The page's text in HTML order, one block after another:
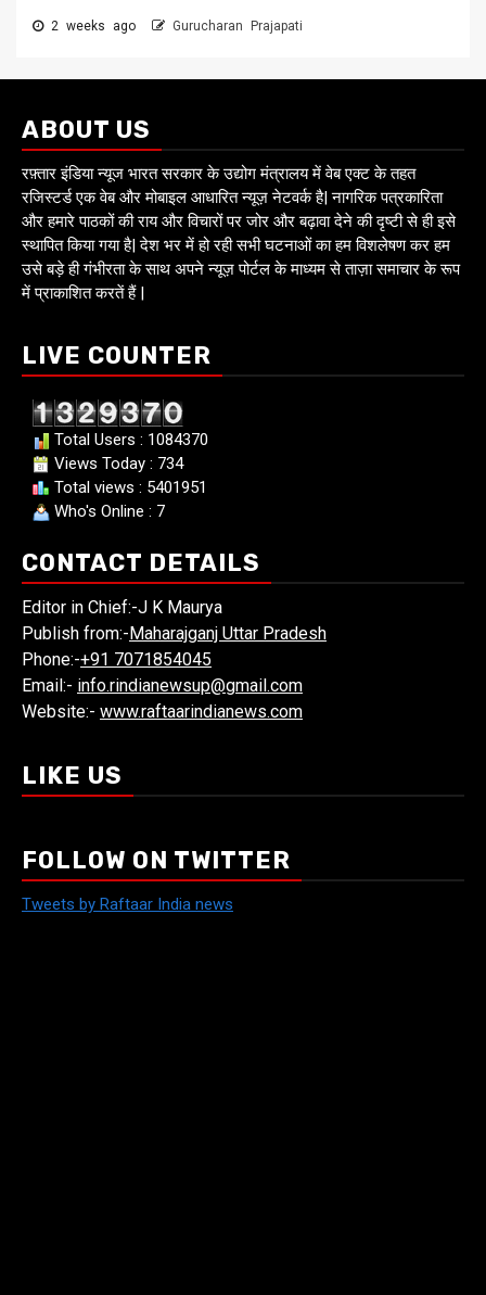
2 weeks ago Gurucharan Prajapati
ABOUT US
रफ़्तार इंडिया न्यूज भारत सरकार के उद्योग मंत्रालय में वेब एक्ट के तहत
रजिस्टर्ड एक वेब और मोबाइल आधारित न्यूज़ नेटवर्क है| नागरिक पत्रकारिता
और हमारे पाठकों की राय और विचारों पर जोर और बढ़ावा देने की दृष्टी से ही इसे
स्थापित किया गया है| देश भर में हो रही सभी घटनाओं का हम विशलेषण कर हम
उसे बड़े ही गंभीरता के साथ अपने न्यूज़ पोर्टल के माध्यम से ताज़ा समाचार के रूप
में प्राकाशित करतें हैं |
LIVE COUNTER
Total Users : 1084370
Views Today : 734
Total views : 5401951
Who's Online : 7
CONTACT DETAILS
Editor in Chief:-J K Maurya
Publish from:- Maharajganj Uttar Pradesh
Phone:-+91 7071854045
Email:- info.rindianewsup@gmail.com
Website:- www.raftaarindianews.com
LIKE US
FOLLOW ON TWITTER
Tweets by Raftaar India news